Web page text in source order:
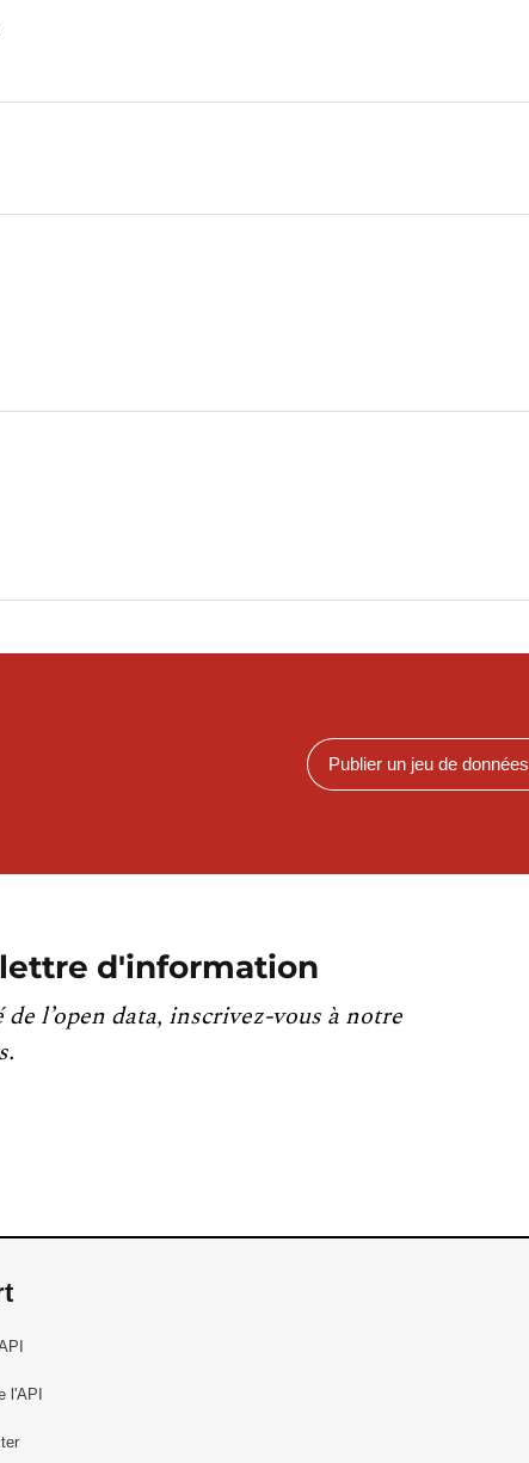
Publier un jeu de données
d'information
l’open data, inscrivez-vous à notre
l'API